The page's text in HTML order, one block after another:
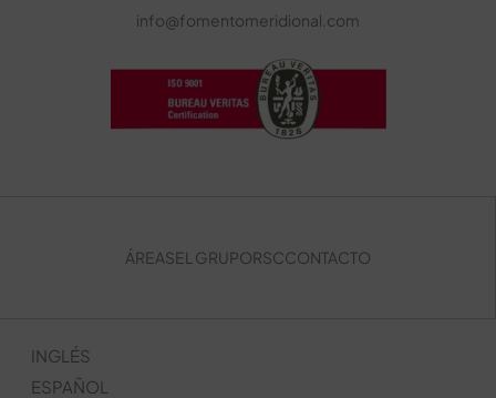
info@fomentomeridional.com
ÁREASEL GRUPORSCCONTACTO
INGLÉS
ESPAÑOL